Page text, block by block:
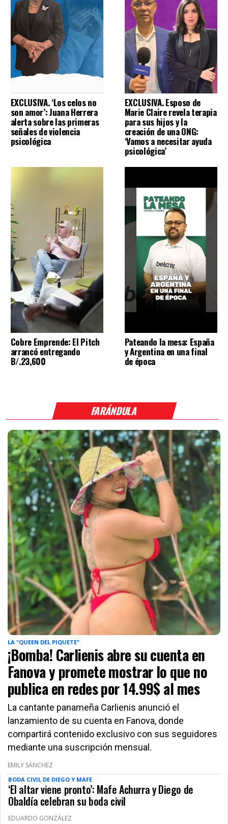
EXCLUSIVA. ‘Los celos no
son amor’: Juana Herrera
alerta sobre las primeras
señales de violencia
psicológica
EXCLUSIVA. Esposo de
Marie Claire revela terapia
para sus hijos y la
creación de una ONG:
‘Vamos a necesitar ayuda
psicológica’
Cobre Emprende: El Pitch
arrancó entregando
B/.23,600
Pateando la mesa: España
y Argentina en una final
de época
FARÁNDULA
LA "QUEEN DEL PIQUETE"
¡Bomba! Carlienis abre su cuenta en
Fanova y promete mostrar lo que no
publica en redes por 14.99$ al mes
La cantante panameña Carlienis anunció el
lanzamiento de su cuenta en Fanova, donde
compartirá contenido exclusivo con sus seguidores
mediante una suscripción mensual.
EMILY SÁNCHEZ
BODA CIVIL DE DIEGO Y MAFE
‘El altar viene pronto’: Mafe Achurra y Diego de
Obaldía celebran su boda civil
EDUARDO GONZÁLEZ